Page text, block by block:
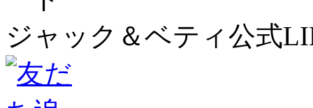
ジャック＆ベティ公式